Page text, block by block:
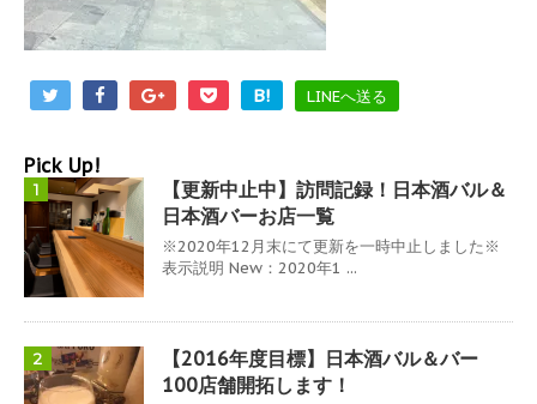
B! LINEへ送る
Pick Up!
1
【更新中止中】訪問記録！日本酒バル＆
日本酒バーお店一覧
※2020年12月末にて更新を一時中止しました※
表示説明 New：2020年1 ...
2
【2016年度目標】日本酒バル＆バー
100店舗開拓します！